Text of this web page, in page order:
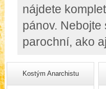
nájdete
pánov.
parochní, ako
Kostým Anarchistu